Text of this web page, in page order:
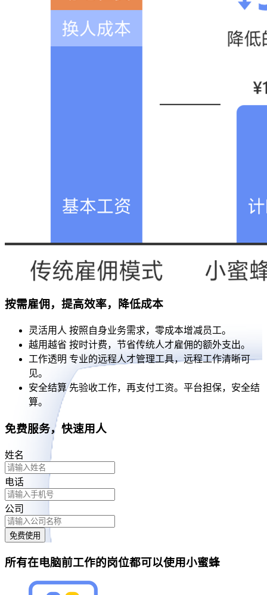
按需雇佣，提高效率，降低成本
灵活用人 按照自身业务需求，零成本增减员工。
越用越省 按时计费，节省传统人才雇佣的额外支出。
工作透明 专业的远程人才管理工具，远程工作清晰可
见。
安全结算 先验收工作，再支付工资。平台担保，安全结
算。
免费服务，快速用人
姓名
电话
公司
免费使用
所有在电脑前工作的岗位都可以使用小蜜蜂